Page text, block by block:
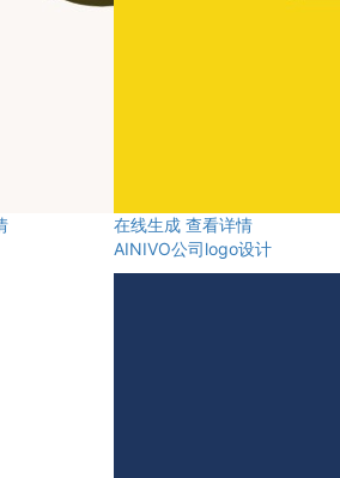
在线生成 查看详情
AINIVO公司logo设计